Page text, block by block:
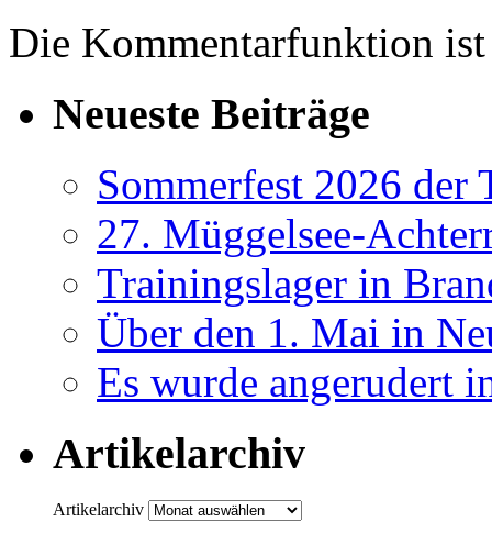
Die Kommentarfunktion ist
Neueste Beiträge
Sommerfest 2026 der
27. Müggelsee-
Trainingslager in
Über den 1. Mai in
Es wurde angerudert
Artikelarchiv
Artikelarchiv